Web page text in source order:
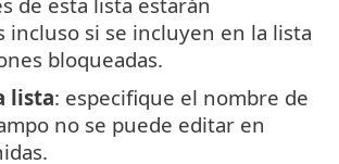
incluso si se incluyen en la lista
bloqueadas.
lista: especifique el nombre de
no se puede editar en